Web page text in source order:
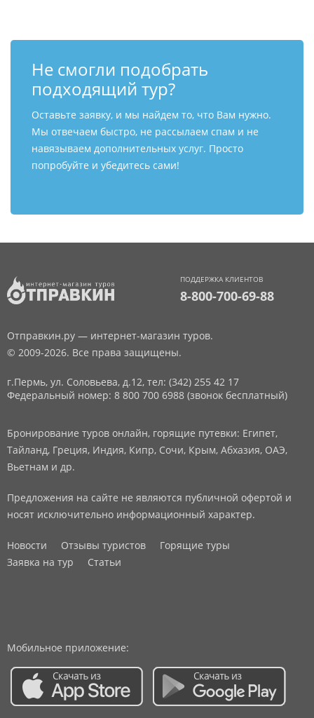
Не смогли подобрать
подходящий тур?
Оставьте заявку, и мы найдем то, что Вам нужно.
Мы отвечаем быстро, не рассылаем спам и не
навязываем дополнительных услуг. Просто
попробуйте и убедитесь сами!
ПОДДЕРЖКА КЛИЕНТОВ
8-800-700-69-88
Отправкин.ру — интернет-магазин туров.
© 2009-2026. Все права защищены.
г.Пермь, ул. Соловьева, д.12, тел: (342) 255 42 17
Федеральный номер: 8 800 700 6988 (звонок бесплатный)
Бронирование туров онлайн, горящие путевки: Египет,
Тайланд, Греция, Индия, Кипр, Сочи, Крым, Абхазия, ОАЭ,
Вьетнам и др.
Предложения на сайте не являются публичной офертой и
носят исключительно информационный характер.
Новости Отзывы туристов
Горящие туры
Заявка на тур
Статьи
Мобильное приложение: